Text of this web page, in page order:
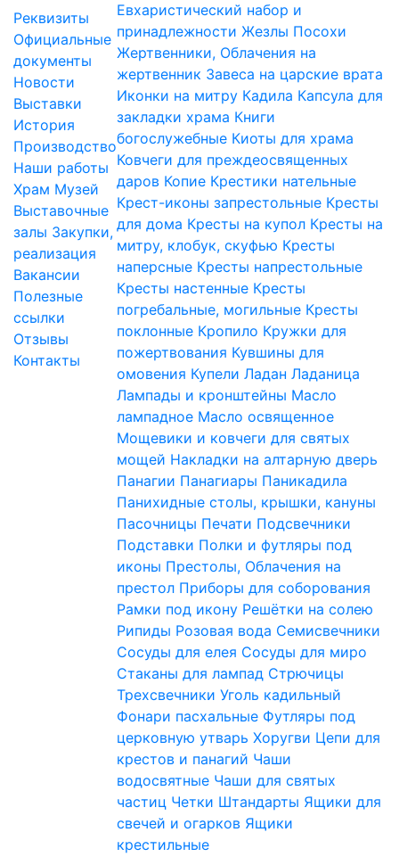
Реквизиты
Официальные
документы
Новости
Выставки
История
Производство
Наши работы
Храм Музей
Выставочные
залы Закупки,
реализация
Вакансии
Полезные
ссылки
Отзывы
Контакты
Евхаристический набор и
принадлежности Жезлы Посохи
Жертвенники, Облачения на
жертвенник Завеса на царские врата
Иконки на митру Кадила Капсула для
закладки храма Книги
богослужебные Киоты для храма
Ковчеги для преждеосвященных
даров Копие Крестики нательные
Крест-иконы запрестольные Кресты
для дома Кресты на купол Кресты на
митру, клобук, скуфью Кресты
наперсные Кресты напрестольные
Кресты настенные Кресты
погребальные, могильные Кресты
поклонные Кропило Кружки для
пожертвования Кувшины для
омовения Купели Ладан Ладаница
Лампады и кронштейны Масло
лампадное Масло освященное
Мощевики и ковчеги для святых
мощей Накладки на алтарную дверь
Панагии Панагиары Паникадила
Панихидные столы, крышки, кануны
Пасочницы Печати Подсвечники
Подставки Полки и футляры под
иконы Престолы, Облачения на
престол Приборы для соборования
Рамки под икону Решётки на солею
Рипиды Розовая вода Семисвечники
Сосуды для елея Сосуды для миро
Стаканы для лампад Стрючицы
Трехсвечники Уголь кадильный
Фонари пасхальные Футляры под
церковную утварь Хоругви Цепи для
крестов и панагий Чаши
водосвятные Чаши для святых
частиц Четки Штандарты Ящики для
свечей и огарков Ящики
крестильные